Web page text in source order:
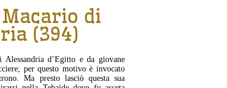
di
(394)
Alessandria d’Egitto e da giovane
per questo motivo è invocato
Ma presto lasciò questa sua